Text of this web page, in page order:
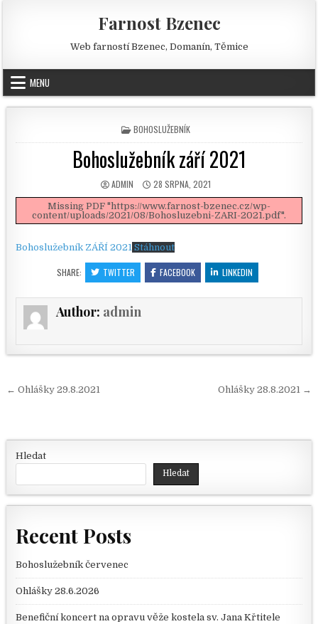
Farnost Bzenec
Web farností Bzenec, Domanín, Těmice
MENU
POSTED IN
BOHOSLUŽEBNÍK
Bohoslužebník září 2021
AUTHOR:
ADMIN PUBLISHED DATE:
28 SRPNA, 2021
Missing PDF "https://www.farnost-bzenec.cz/wp-
content/uploads/2021/08/Bohosluzebni-ZARI-2021.pdf".
Bohoslužebník ZÁŘÍ 2021 Stáhnout
SHARE: TWITTER FACEBOOK LINKEDIN
Author: admin
Navigace pro příspěvekOhlášky 28.8.2021 →
← Ohlášky 29.8.2021
Hledat
Hledat
Recent Posts
Bohoslužebník červenec
Ohlášky 28.6.2026
Benefiční koncert na opravu věže kostela sv. Jana Křtitele